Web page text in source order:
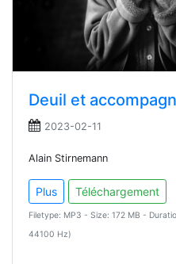
Deuil et
2023-02-11
Alain Stirnemann
Plus Téléchargement
Filetype: MP3 - Size: 172 MB -
44100 Hz)